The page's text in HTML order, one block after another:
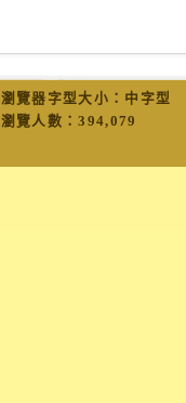
覽器字型大小：中字型
覽人數：394,079